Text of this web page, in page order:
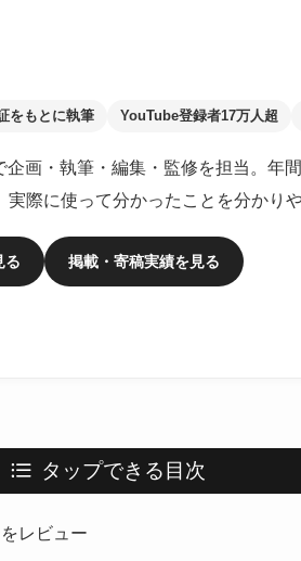
をもとに執筆 YouTube登録者17万人超
企画・執筆・編集・監修を担当。年
実際に使って分かったことを分かり
る 掲載・寄稿実績を見る
タップできる目次
レビュー